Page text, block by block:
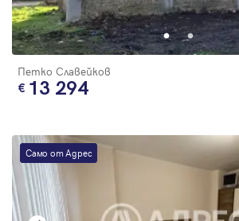
Петко Славейков
13 294
Само от Адрес
Парола
Забравена парола